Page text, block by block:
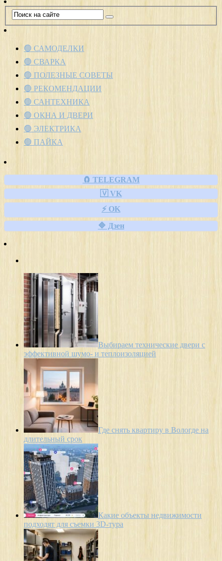
🟢 САМОДЕЛКИ
🟢 СВАРКА
🟢 ПОЛЕЗНЫЕ СОВЕТЫ
🟢 РЕКОМЕНДАЦИИ
🟢 САНТЕХНИКА
🟢 ОКНА И ДВЕРИ
🟢 ЭЛЕКТРИКА
🟢 ПАЙКА
🧲 TELEGRAM
🇻 VK
⚡ OK
🔷 Дзен
Выбираем технические двери с
эффективной шумо- и теплоизоляцией
Где снять квартиру в Вологде на
длительный срок
Какие объекты недвижимости
подходят для съемки 3D-тура